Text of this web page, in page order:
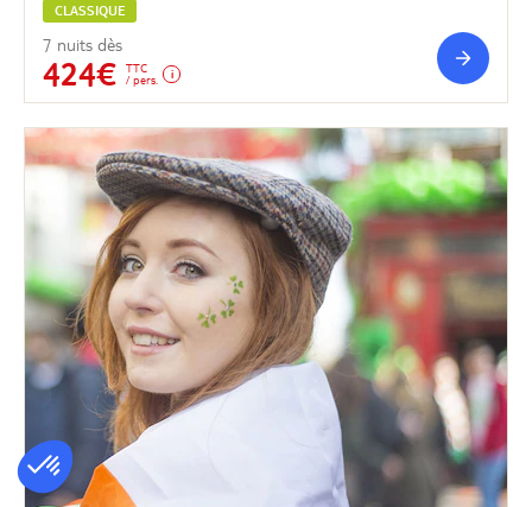
CLASSIQUE
7 nuits dès
424€
TTC
/ pers.